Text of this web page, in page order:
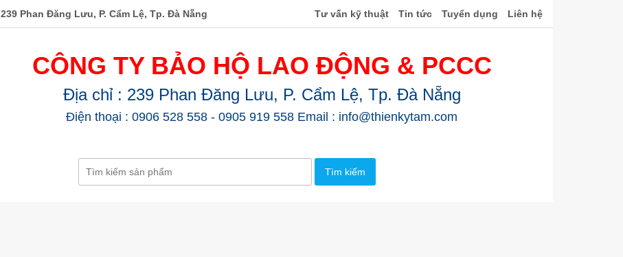
239 Phan Đăng Lưu, P. Cẩm Lệ, Tp. Đà Nẵng Tư vấn kỹ thuật Tin tức Tuyển dụng Liên hệ
CÔNG TY BẢO HỘ LAO ĐỘNG & PCCC
Địa chỉ : 239 Phan Đăng Lưu, P. Cẩm Lệ, Tp. Đà Nẵng
Điện thoại : 0906 528 558 - 0905 919 558 Email : info@thienkytam.com
Tìm kiếm